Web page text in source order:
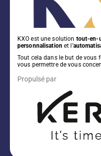
KXO est une solution tout-en-
personnalisationet l’
Tout cela dans le but de vous
vous permettre de vous
Propulsé par